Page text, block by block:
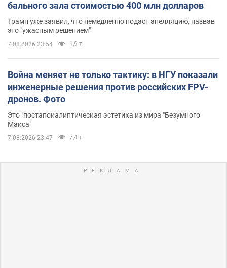
бального зала стоимостью 400 млн долларов
Трамп уже заявил, что немедленно подаст апелляцию, назвав
это "ужасным решением"
7.08.2026 23:54 1,9 т.
Война меняет не только тактику: в НГУ показали
инженерные решения против российских FPV-
дронов. Фото
Это "постапокалиптическая эстетика из мира "Безумного
Макса"
7.08.2026 23:47 7,4 т.